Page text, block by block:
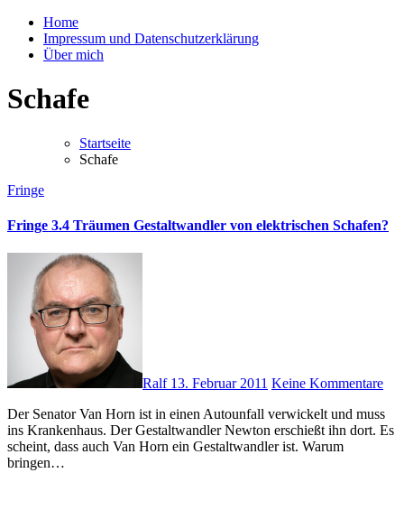
Home
Impressum und Datenschutzerklärung
Über mich
Schafe
Startseite
Schafe
Fringe
Fringe 3.4 Träumen Gestaltwandler von elektrischen Schafen?
Ralf 13. Februar 2011 Keine Kommentare
Der Senator Van Horn ist in einen Autounfall verwickelt und muss
ins Krankenhaus. Der Gestaltwandler Newton erschießt ihn dort. Es
scheint, dass auch Van Horn ein Gestaltwandler ist. Warum
bringen…